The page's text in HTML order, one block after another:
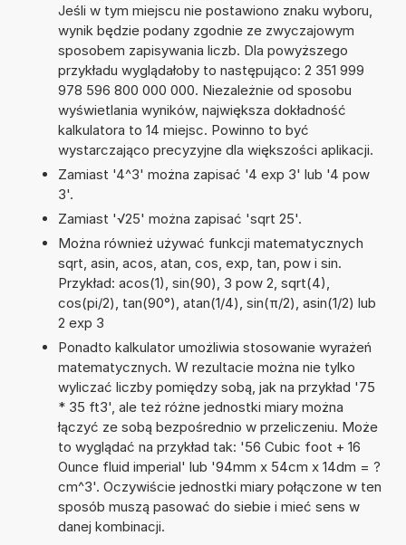
Jeśli w tym miejscu nie postawiono znaku wyboru,
wynik będzie podany zgodnie ze zwyczajowym
sposobem zapisywania liczb. Dla powyższego
przykładu wyglądałoby to następująco: 2 351 999
978 596 800 000 000. Niezależnie od sposobu
wyświetlania wyników, największa dokładność
kalkulatora to 14 miejsc. Powinno to być
wystarczająco precyzyjne dla większości aplikacji.
Zamiast '4^3' można zapisać '4 exp 3' lub '4 pow
3'.
Zamiast '√25' można zapisać 'sqrt 25'.
Można również używać funkcji matematycznych
sqrt, asin, acos, atan, cos, exp, tan, pow i sin.
Przykład: acos(1), sin(90), 3 pow 2, sqrt(4),
cos(pi/2), tan(90°), atan(1/4), sin(π/2), asin(1/2) lub
2 exp 3
Ponadto kalkulator umożliwia stosowanie wyrażeń
matematycznych. W rezultacie można nie tylko
wyliczać liczby pomiędzy sobą, jak na przykład '75
* 35 ft3', ale też różne jednostki miary można
łączyć ze sobą bezpośrednio w przeliczeniu. Może
to wyglądać na przykład tak: '56 Cubic foot + 16
Ounce fluid imperial' lub '94mm x 54cm x 14dm = ?
cm^3'. Oczywiście jednostki miary połączone w ten
sposób muszą pasować do siebie i mieć sens w
danej kombinacji.